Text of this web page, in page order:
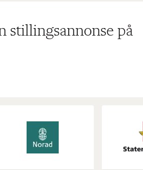
stillingsannonse på